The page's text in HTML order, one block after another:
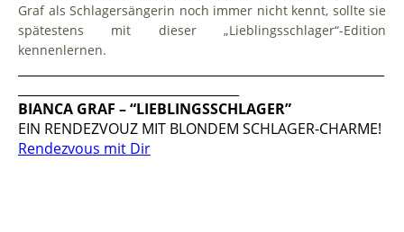
Graf als Schlagersängerin noch immer nicht kennt, sollte sie
spätestens mit dieser „Lieblingsschlager“-Edition
kennenlernen.
BIANCA GRAF – “LIEBLINGSSCHLAGER”
EIN RENDEZVOUZ MIT BLONDEM SCHLAGER-CHARME!
Rendezvous mit Dir